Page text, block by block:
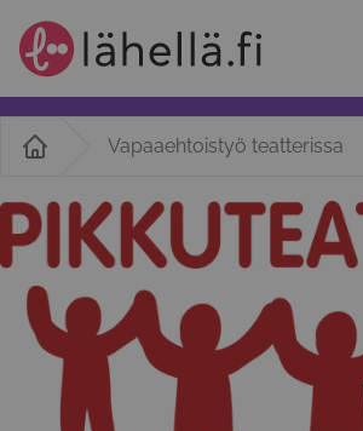
Vapaaehtoistyö teatterissa